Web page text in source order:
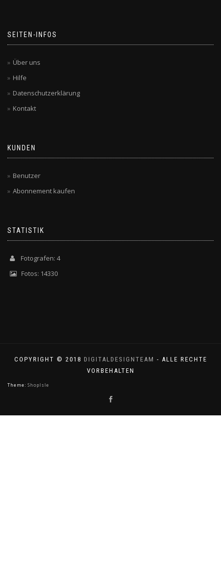
SEITEN-INFOS
Über uns
Hilfe
Datenschutzerklärung
Kontakt
KUNDEN
Benutzer
Abonnement kaufen
STATISTIK
Fotografen: 4
Fotos: 14330
COPYRIGHT © 2018 DIGITALDESIGNTEAM - ALLE RECHTE
VORBEHALTEN
Theme: ShopIsle